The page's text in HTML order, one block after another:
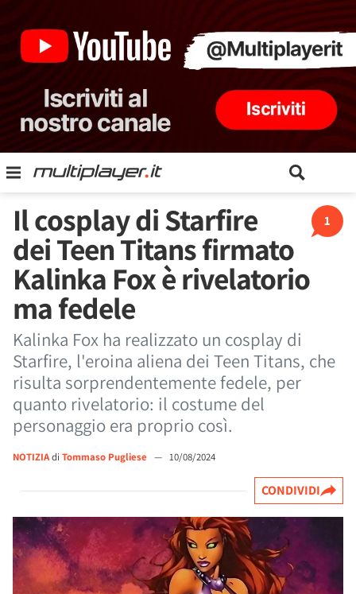
1
Il cosplay di Starfire
dei Teen Titans firmato
Kalinka Fox è rivelatorio
ma fedele
Kalinka Fox ha realizzato un cosplay di
Starfire, l'eroina aliena dei Teen Titans, che
risulta sorprendentemente fedele, per
quanto rivelatorio: il costume del
personaggio era proprio così.
NOTIZIAdi Tommaso Pugliese — 10/08/2024
CONDIVIDI